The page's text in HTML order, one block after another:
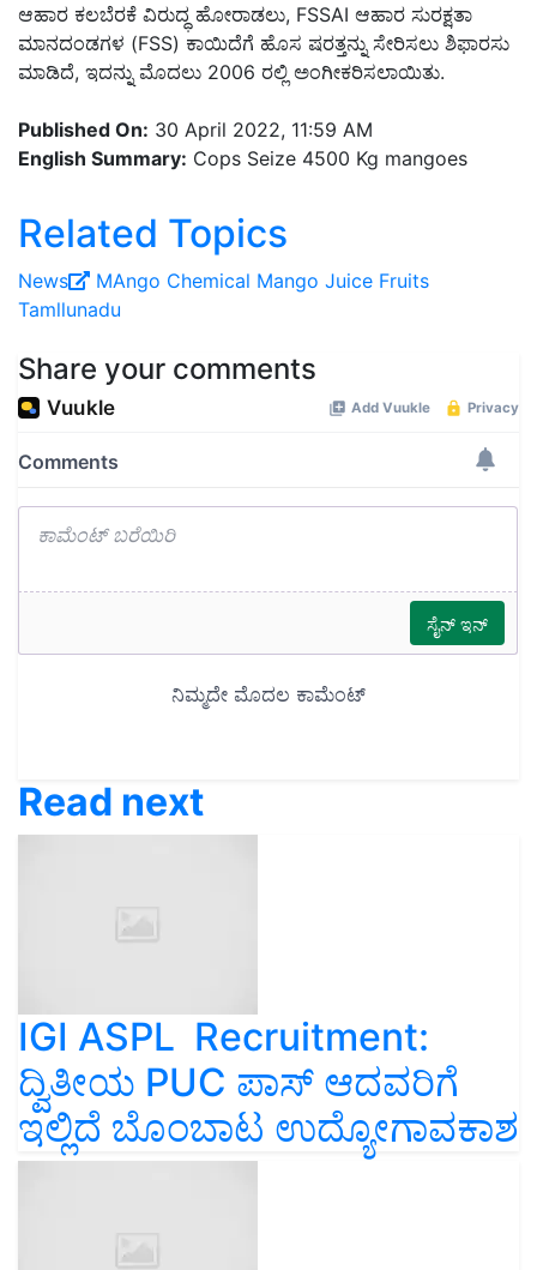
ಆಹಾರ ಕಲಬೆರಕೆ ವಿರುದ್ಧ ಹೋರಾಡಲು, FSSAI ಆಹಾರ ಸುರಕ್ಷತಾ
ಮಾನದಂಡಗಳ (FSS) ಕಾಯಿದೆಗೆ ಹೊಸ ಷರತ್ತನ್ನು ಸೇರಿಸಲು ಶಿಫಾರಸು
ಮಾಡಿದೆ, ಇದನ್ನು ಮೊದಲು 2006 ರಲ್ಲಿ ಅಂಗೀಕರಿಸಲಾಯಿತು.
Published On: 30 April 2022, 11:59 AM
English Summary: Cops Seize 4500 Kg mangoes
Related Topics
News MAngo Chemical Mango Juice Fruits
Tamllunadu
Share your comments
Read next
IGI ASPL Recruitment:
ದ್ವಿತೀಯ PUC ಪಾಸ್‌ ಆದವರಿಗೆ
ಇಲ್ಲಿದೆ ಬೊಂಬಾಟ ಉದ್ಯೋಗಾವಕಾಶ